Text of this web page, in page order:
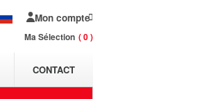
Mon compte
Ma Sélection 0
CONTACT